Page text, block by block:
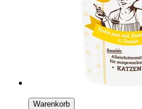
Warenkorb